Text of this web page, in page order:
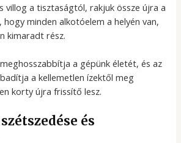
villog a tisztaságtól, rakjuk össze újra a
hogy minden alkotóelem a helyén van,
kimaradt rész.
a gépünk életét, és az
a kellemetlen ízektől meg
korty újra frissítő lesz.
és